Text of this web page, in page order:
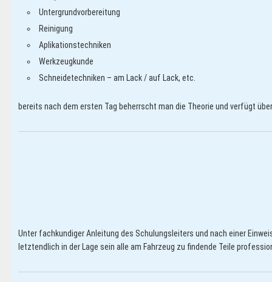
Untergrundvorbereitung
Reinigung
Aplikationstechniken
Werkzeugkunde
Schneidetechniken – am Lack / auf Lack, etc.
bereits nach dem ersten Tag beherrscht man die Theorie und verfügt
Unter fachkundiger Anleitung des Schulungsleiters und nach einer
letztendlich in der Lage sein alle am Fahrzeug zu findende Teile